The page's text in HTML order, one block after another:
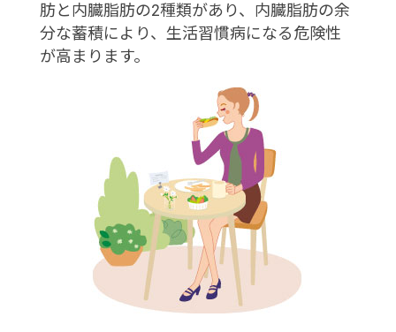
肪と内臓脂肪の2種類があり、内臓脂肪の余
分な蓄積により、生活習慣病になる危険性
が高まります。